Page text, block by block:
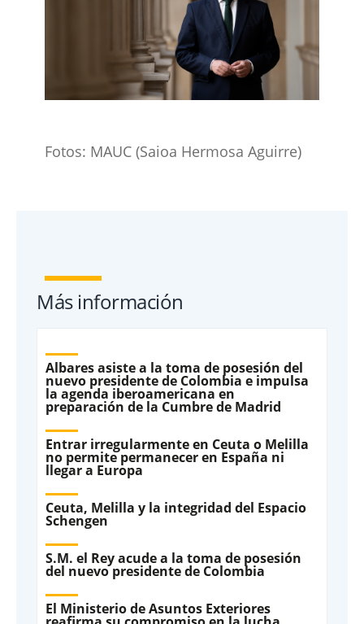
Fotos: MAUC (Saioa Hermosa Aguirre​)​
Más información
Albares asiste a la toma de posesión del
nuevo presidente de Colombia e impulsa
la agenda iberoamericana en
preparación de la Cumbre de Madrid
Entrar irregularmente en Ceuta o Melilla
no permite permanecer en España ni
llegar a Europa
Ceuta, Melilla y la integridad del Espacio
Schengen
S.M. el Rey acude a la toma de posesión
del nuevo presidente de Colombia
El Ministerio de Asuntos Exteriores